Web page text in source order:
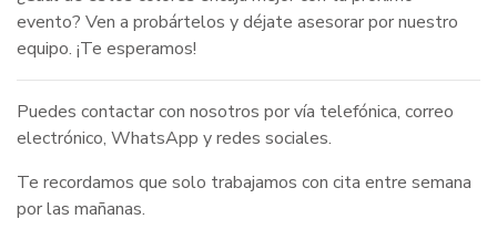
evento? Ven a probártelos y déjate asesorar por nuestro
equipo. ¡Te esperamos!
Puedes contactar con nosotros por vía telefónica, correo
electrónico, WhatsApp y redes sociales.
Te recordamos que solo trabajamos con cita entre semana
por las mañanas.